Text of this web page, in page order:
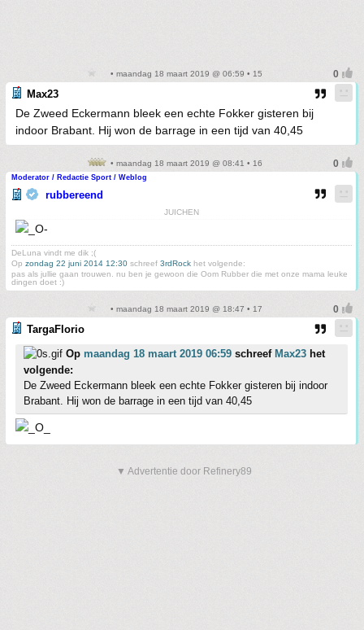
• maandag 18 maart 2019 @ 06:59 • 15
Max23
De Zweed Eckermann bleek een echte Fokker gisteren bij
indoor Brabant. Hij won de barrage in een tijd van 40,45
• maandag 18 maart 2019 @ 08:41 • 16
Moderator / Redactie Sport / Weblog
rubbereend
JUICHEN
DeLuna vindt me dik ;(
Op zondag 22 juni 2014 12:30 schreef 3rdRock het volgende:
pas als jullie gaan trouwen. nu ben je gewoon die Oom Rubber die met onze mama leuke
dingen doet :)
• maandag 18 maart 2019 @ 18:47 • 17
TargaFlorio
Op maandag 18 maart 2019 06:59 schreef Max23 het
volgende:
De Zweed Eckermann bleek een echte Fokker gisteren bij indoor
Brabant. Hij won de barrage in een tijd van 40,45
▼ Advertentie door Refinery89